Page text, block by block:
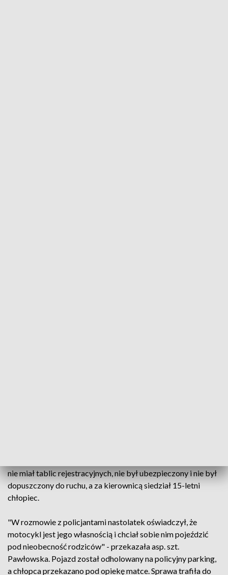
nie miał tablic rejestracyjnych, nie był ubezpieczony i nie był
dopuszczony do ruchu, a za kierownicą siedział 15-letni
chłopiec.
"W rozmowie z policjantami nastolatek oświadczył, że
motocykl jest jego własnością i chciał sobie nim pojeździć
pod nieobecność rodziców" - przekazała asp. szt.
Pawłowska. Pojazd został odholowany na policyjny parking,
a chłopca przekazano pod opiekę matce. Sprawa trafiła do